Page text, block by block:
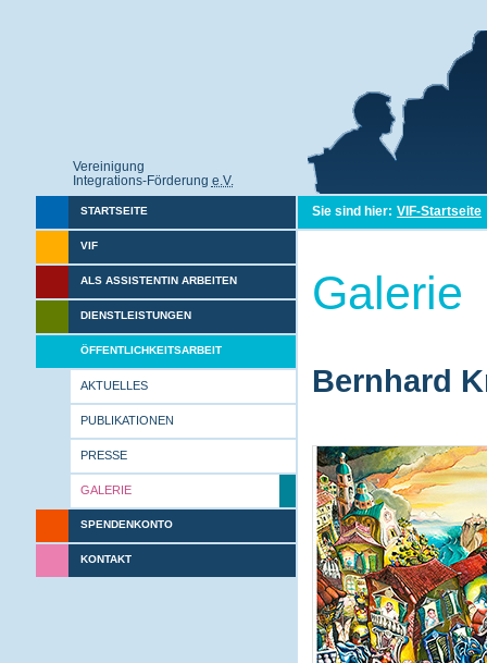
Vereinigung
Integrations-Förderung e.V.
STARTSEITE
VIF
ALS ASSISTENTIN ARBEITEN
DIENSTLEISTUNGEN
ÖFFENTLICHKEITSARBEIT
AKTUELLES
PUBLIKATIONEN
PRESSE
GALERIE
SPENDENKONTO
KONTAKT
Sie sind hier: VIF-Startseite
Galerie
Bernhard